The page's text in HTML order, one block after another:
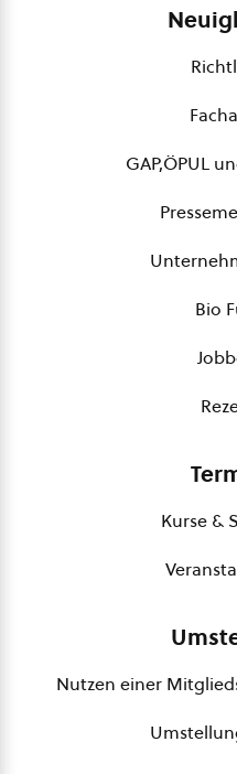
GAP,ÖPUL
Bio
Kurse &
Nutzen einer